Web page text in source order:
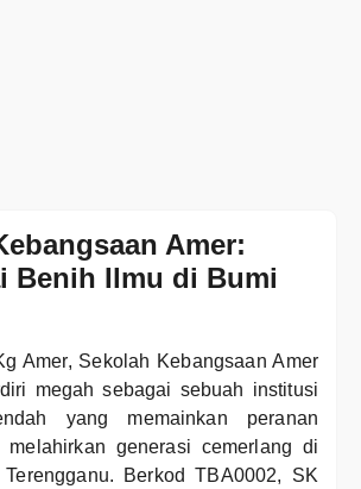
Amer:
Benih Ilmu di Bumi
Amer, Sekolah Kebangsaan Amer
megah sebagai sebuah institusi
yang memainkan peranan
melahirkan generasi cemerlang di
Berkod TBA0002, SK